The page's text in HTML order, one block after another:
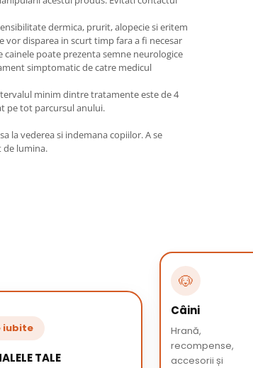
dermica, prurit, alopecie si eritem
vor disparea in scurt timp fara a fi necesar
poate prezenta semne neurologice
simptomatic de catre medicul
minim dintre tratamente este de 4
pe tot parcursul anului.
la vederea si indemana copiilor. A se
de lumina.
iubite
TALE
🐶
Câini
Hrană,
recompense,
accesorii și